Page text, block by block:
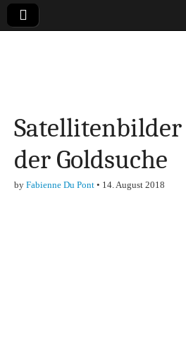
Finanzen,
Marketing-,
der Goldsuche
by Fabienne Du Pont • 14. August 2018